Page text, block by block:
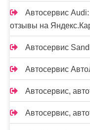
Автосервис
отзывы на
Автосервис
Автосервис
Автосервис,
Автосервис,